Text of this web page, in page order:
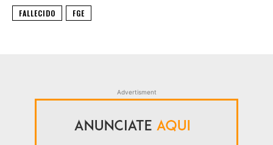
FALLECIDO FGE
Advertisment